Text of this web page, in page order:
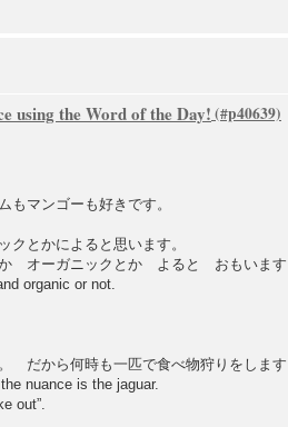
using the Word of the Day!
もマンゴーも好きです。
クとかによると思います。
オーガニックとか よると おもいます
organic or not.
だから何時も一匹で食べ物狩りをしま
nuance is the jaguar.
out”.